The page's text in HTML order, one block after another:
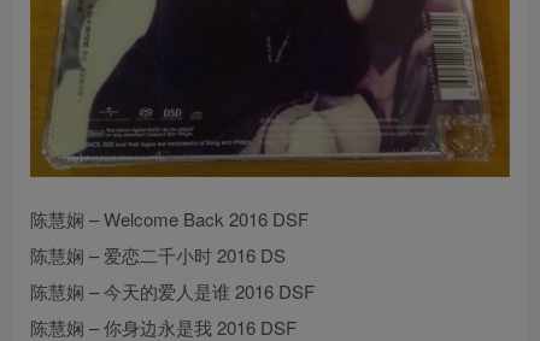
陈慧娴 – Welcome Back 2016 DSF
陈慧娴 – 爱恋二千小时 2016 DS
陈慧娴 – 今天的爱人是谁 2016 DSF
陈慧娴 – 你身边永是我 2016 DSF